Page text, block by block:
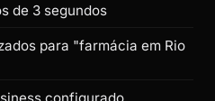
de 3 segundos
para "farmácia em Rio